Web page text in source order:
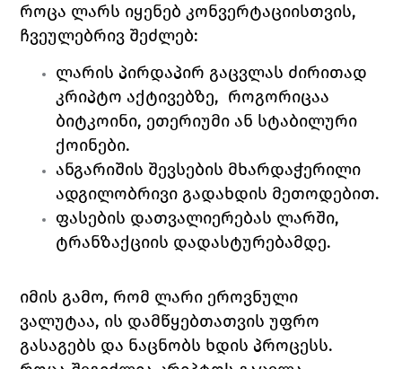
როცა ლარს იყენებ კონვერტაციისთვის,
ჩვეულებრივ შეძლებ:
ლარის პირდაპირ გაცვლას ძირითად
კრიპტო აქტივებზე,  როგორიცაა
ბიტკოინი, ეთერიუმი ან სტაბილური
ქოინები.
ანგარიშის შევსების მხარდაჭერილი
ადგილობრივი გადახდის მეთოდებით.
ფასების დათვალიერებას ლარში,
ტრანზაქციის დადასტურებამდე.
იმის გამო, რომ ლარი ეროვნული
ვალუტაა, ის დამწყებთათვის უფრო
გასაგებს და ნაცნობს ხდის პროცესს.